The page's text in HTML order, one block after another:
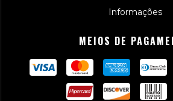
Informações
MEIOS DE